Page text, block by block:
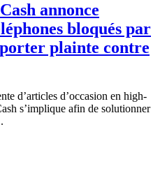
annonce
bloqués par
plainte contre
d’articles d’occasion en high-
s’implique afin de solutionner